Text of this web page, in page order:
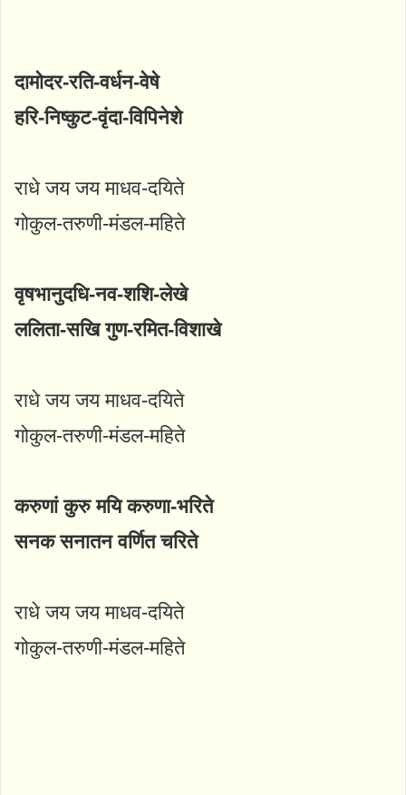
दामोदर-रति-वर्धन-वेषे
हरि-निष्कुट-वृंदा-विपिनेशे
राधे जय जय माधव-दयिते
गोकुल-तरुणी-मंडल-महिते
वृषभानुदधि-नव-शशि-लेखे
ललिता-सखि गुण-रमित-विशाखे
राधे जय जय माधव-दयिते
गोकुल-तरुणी-मंडल-महिते
करुणां कुरु मयि करुणा-भरिते
सनक सनातन वर्णित चरिते
राधे जय जय माधव-दयिते
गोकुल-तरुणी-मंडल-महिते